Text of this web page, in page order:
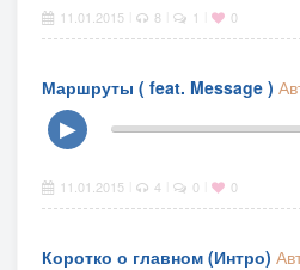
11.01.2015 8 1 0
Маршруты ( feat. Message )
▶
11.01.2015 4 0 0
Коротко о главном (Интро)